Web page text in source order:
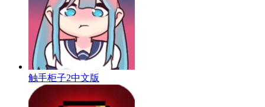
触手柜子2中文版